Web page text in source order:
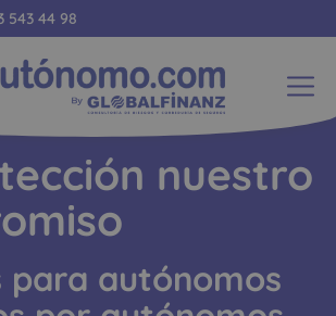
543 44 98
nuestro
para autónomos